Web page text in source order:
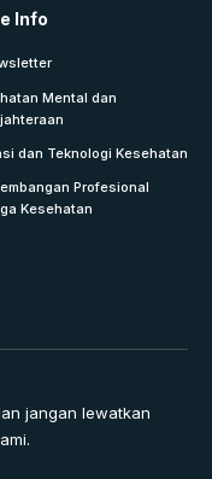
Info
Mental dan
dan Teknologi Kesehatan
Profesional
Kesehatan
jangan lewatkan